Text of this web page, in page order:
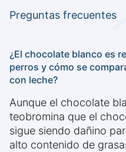
Preguntas frecuentes
¿El chocolate blanco es
perros y cómo se
con leche?
Aunque el chocolate
teobromina que el
sigue siendo dañino
alto contenido de